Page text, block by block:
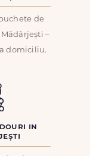
de
–
domiciliu.
in